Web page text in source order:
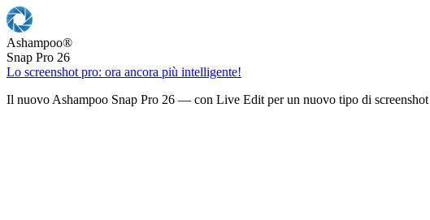
Ashampoo®
Snap Pro 26
Lo screenshot pro: ora ancora più intelligente!
Il nuovo Ashampoo Snap Pro 26 — con Live Edit per un nuovo tipo di screenshot